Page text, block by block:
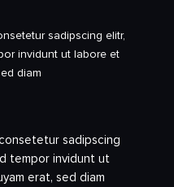
sadipscing elitr,
invidunt ut labore et
diam
sadipscing
tempor invidunt ut
erat, sed diam